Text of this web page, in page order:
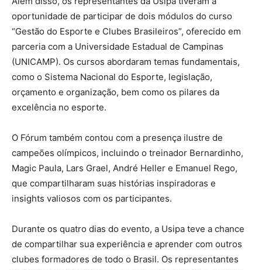
oportunidade de participar de dois módulos do curso
“Gestão do Esporte e Clubes Brasileiros”, oferecido em
parceria com a Universidade Estadual de Campinas
(UNICAMP). Os cursos abordaram temas fundamentais,
como o Sistema Nacional do Esporte, legislação,
orçamento e organização, bem como os pilares da
excelência no esporte.
O Fórum também contou com a presença ilustre de
campeões olímpicos, incluindo o treinador Bernardinho,
Magic Paula, Lars Grael, André Heller e Emanuel Rego,
que compartilharam suas histórias inspiradoras e
insights valiosos com os participantes.
Durante os quatro dias do evento, a Usipa teve a chance
de compartilhar sua experiência e aprender com outros
clubes formadores de todo o Brasil. Os representantes